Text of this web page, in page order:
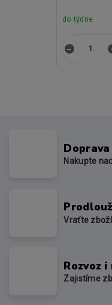
do týdne
Nakupte
Vraťte
Rozvoz
Zajistíme